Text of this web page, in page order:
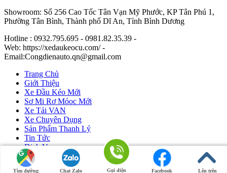
Showroom: Số 256 Cao Tốc Tân Vạn Mỹ Phước, KP Tân Phú 1,
Phường Tân Bình, Thành phố Dĩ An, Tỉnh Bình Dương
Hotline : 0932.795.695 - 0981.82.35.39 -
Web: https://xedaukeocu.com/ -
Email:Congdienauto.qn@gmail.com
Tìm đường Chat Zalo Gọi điện Facebook Lên trên
Trang Chủ
Giới Thiệu
Xe Đầu Kéo Mới
Sơ Mi Rơ Móoc Mới
Xe Tải VAN
Xe Chuyên Dụng
Sản Phẩm Thanh Lý
Tin Tức
Dịch Vụ
Liên Hệ